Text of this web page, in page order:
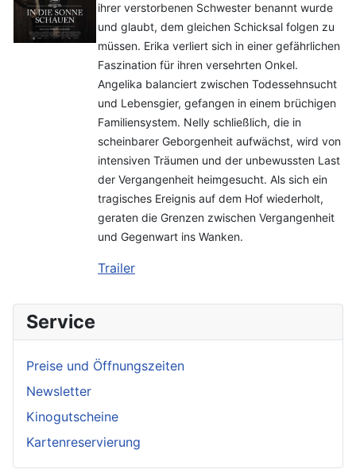
ihrer verstorbenen Schwester benannt wurde
und glaubt, dem gleichen Schicksal folgen zu
müssen. Erika verliert sich in einer gefährlichen
Faszination für ihren versehrten Onkel.
Angelika balanciert zwischen Todessehnsucht
und Lebensgier, gefangen in einem brüchigen
Familiensystem. Nelly schließlich, die in
scheinbarer Geborgenheit aufwächst, wird von
intensiven Träumen und der unbewussten Last
der Vergangenheit heimgesucht. Als sich ein
tragisches Ereignis auf dem Hof wiederholt,
geraten die Grenzen zwischen Vergangenheit
und Gegenwart ins Wanken.
Trailer
Service
Preise und Öffnungszeiten
Newsletter
Kinogutscheine
Kartenreservierung